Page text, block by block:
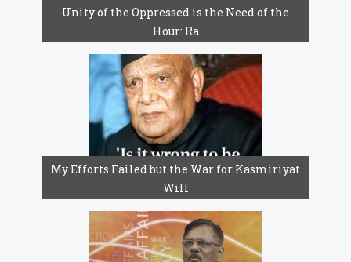
Unity of the Oppressed is the Need of the
Hour: Ra
My Efforts Failed but the War for Kasmiriyat
Will